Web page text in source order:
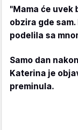
"Mama će uvek
obzira gde
podelila sa
Samo dan
Katerina je
preminula.